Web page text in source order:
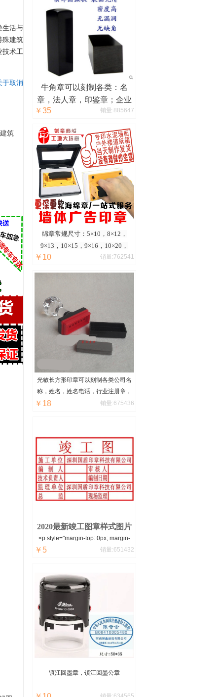
生活与
殊建筑
技术工
于取消
建筑
牛角章可以刻制各类：名
章，法人章，印鉴章；企业
logo，图腾，其他设计等。
￥35 销量:885647
绵章常规尺寸：5×10，8×12，
9×13，10×15，9×16，10×20，
15×20，15×25，20×30，30×40厘
￥10 销量:762541
光敏长方形印章可以刻制各类公司名
称，姓名，姓名电话，行业注册章，
出图章章，转账付讫章，复印无效
计等，橡皮章在市面上最常见的印
章，使用范围也是非常之广的，制作
出来字迹清晰，不会变型，可以使用
上十年，也可以买个印章盒，携带方
便，怎么清洗呢？用牙刷和清水慢慢
刷下就可以了。
￥18 销量:675436
2020最新竣工图章样式图片
<p style="margin-top: 0px; margin-
bottom: 0px; padding: 0px; word-
102, 102); font-family: "microsoft
yahei
￥5 销量:651432
镇江回墨章， 镇江回墨公章